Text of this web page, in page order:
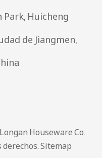
Park, Huicheng
de Jiangmen,
Houseware Co.
derechos.Sitemap